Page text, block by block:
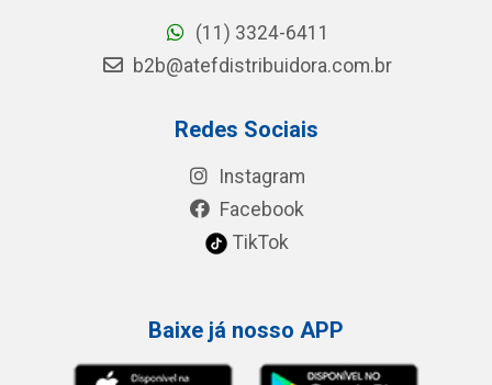
(11) 3324-6411
b2b@atefdistribuidora.com.br
Redes Sociais
Instagram
Facebook
TikTok
Baixe já nosso APP